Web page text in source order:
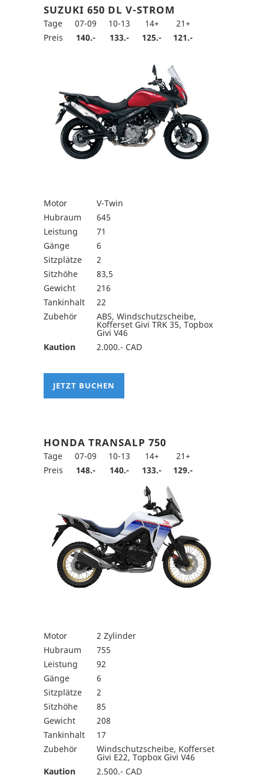
SUZUKI 650 DL V-STROM
Tage 07-09 10-13 14+
21+
Preis
140.- 133.- 125.- 121.-
Motor
V-Twin
Hubraum
645
Leistung
71
Gänge
6
Sitzplätze
2
Sitzhöhe
83,5
Gewicht
216
Tankinhalt
22
Zubehör
ABS, Windschutzscheibe,
Kofferset Givi TRK 35, Topbox
Givi V46
Kaution
2.000.- CAD
JETZT BUCHEN
HONDA TRANSALP 750
Tage 07-09 10-13 14+
21+
Preis
148.- 140.- 133.- 129.-
Motor
2 Zylinder
Hubraum
755
Leistung
92
Gänge
6
Sitzplätze
2
Sitzhöhe
85
Gewicht
208
Tankinhalt
17
Zubehör
Windschutzscheibe, Kofferset
Givi E22, Topbox Givi V46
Kaution
2.500.- CAD